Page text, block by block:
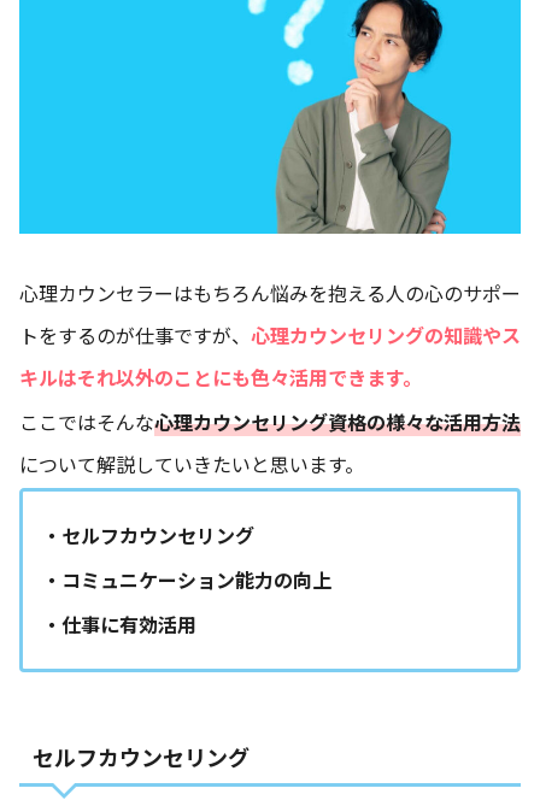
心理カウンセラーはもちろん悩みを抱える人の心のサポー
トをするのが仕事ですが、 心理カウンセリングの知識やス
キルはそれ以外のことにも色々活用できます。
ここではそんな心理カウンセリング資格の様々な活用方法
について解説していきたいと思います。
・セルフカウンセリング
・コミュニケーション能力の向上
・仕事に有効活用
セルフカウンセリング